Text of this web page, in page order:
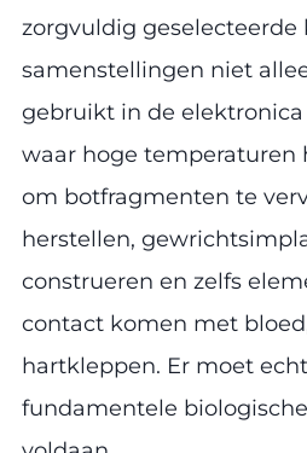
zorgvuldig geselecteerde
samenstellingen niet
gebruikt in de
waar hoge temperaturen
om botfragmenten te
herstellen,
construeren en zelfs
contact komen met
hartkleppen. Er moet
fundamentele